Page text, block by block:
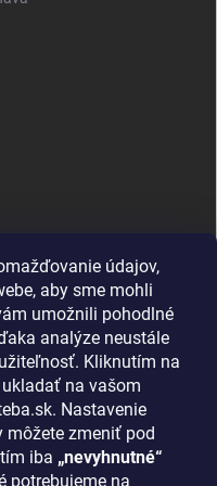
údajov,
aby sme mohli
umožnili pohodlné
analýze neustále
Kliknutím na
na vašom
Nastavenie
môžete zmeniť pod
iba „nevyhnutné“
potrebujeme na